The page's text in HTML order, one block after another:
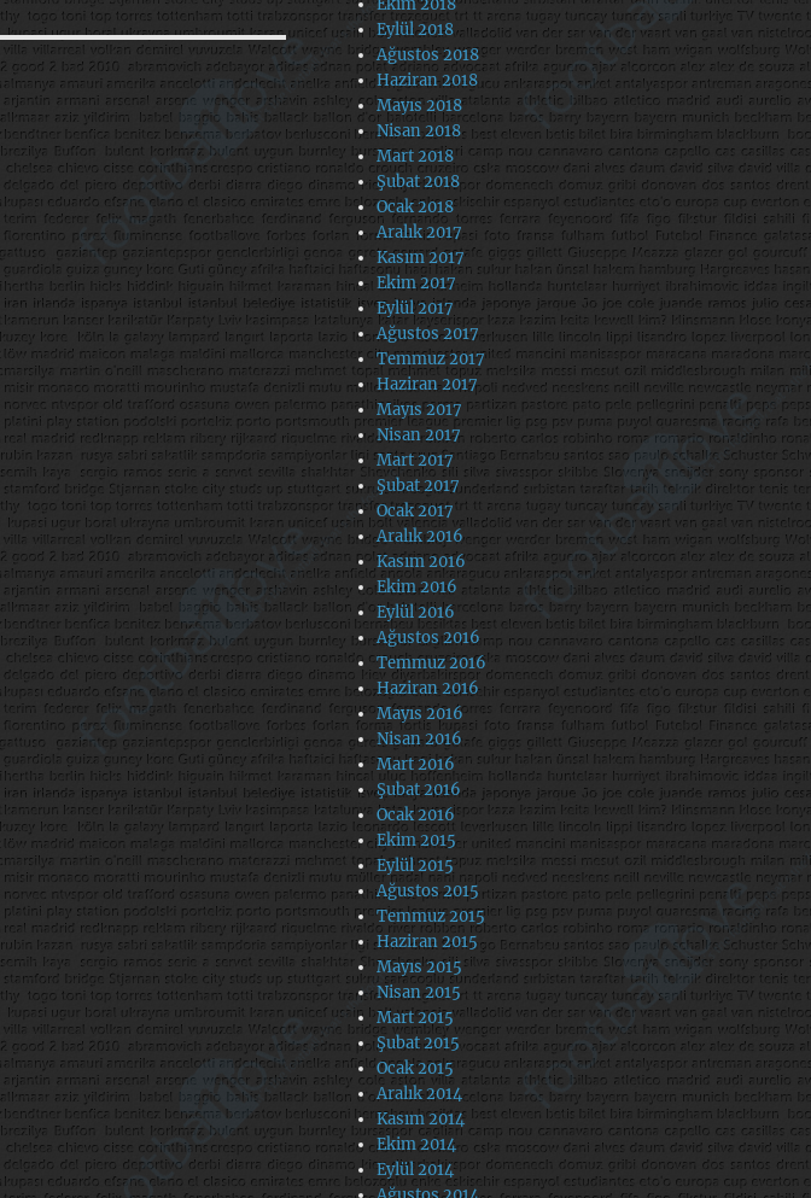
Eylül 2018
Ağustos 2018
Haziran 2018
Mayıs 2018
Nisan 2018
Mart 2018
Şubat 2018
Ocak 2018
Aralık 2017
Kasım 2017
Ekim 2017
Eylül 2017
Ağustos 2017
Temmuz 2017
Haziran 2017
Mayıs 2017
Nisan 2017
Mart 2017
Şubat 2017
Ocak 2017
Aralık 2016
Kasım 2016
Ekim 2016
Eylül 2016
Ağustos 2016
Temmuz 2016
Haziran 2016
Mayıs 2016
Nisan 2016
Mart 2016
Şubat 2016
Ocak 2016
Ekim 2015
Eylül 2015
Ağustos 2015
Temmuz 2015
Haziran 2015
Mayıs 2015
Nisan 2015
Mart 2015
Şubat 2015
Ocak 2015
Aralık 2014
Kasım 2014
Ekim 2014
Eylül 2014